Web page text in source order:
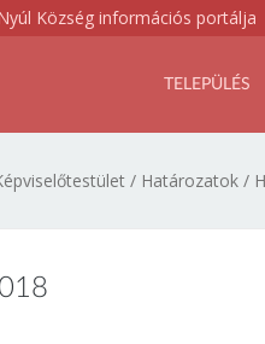
Község információs portálja
TELEPÜLÉS
/ Határozatok /